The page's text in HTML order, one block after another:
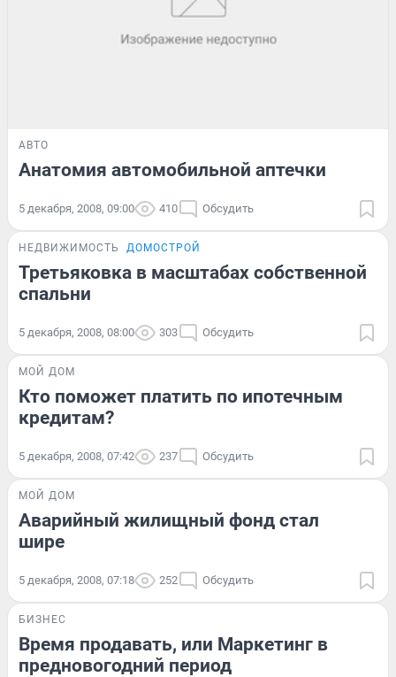
АВТО
Анатомия автомобильной аптечки
5 декабря, 2008, 09:00 410 Обсудить
НЕДВИЖИМОСТЬ ДОМОСТРОЙ
Третьяковка в масштабах собственной
спальни
5 декабря, 2008, 08:00 303 Обсудить
МОЙ ДОМ
Кто поможет платить по ипотечным
кредитам?
5 декабря, 2008, 07:42 237 Обсудить
МОЙ ДОМ
Аварийный жилищный фонд стал
шире
5 декабря, 2008, 07:18 252 Обсудить
БИЗНЕС
Время продавать, или Маркетинг в
предновогодний период